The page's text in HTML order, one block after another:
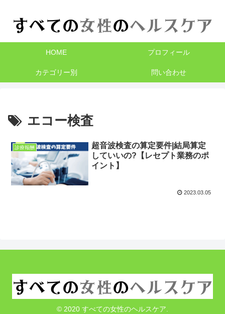
HOME プロフィール
カテゴリー別 問い合わせ
エコー検査
診療報酬
超音波検査の算定要件|結局算定
していいの?【レセプト業務のポ
イント】
2023.03.05
© 2020 すべての女性のヘルスケア.